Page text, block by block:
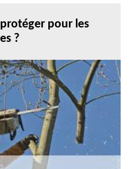
pour les
?